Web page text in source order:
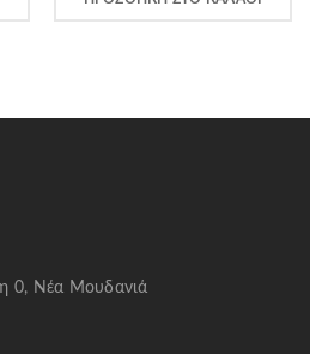
0, Νέα Μουδανιά